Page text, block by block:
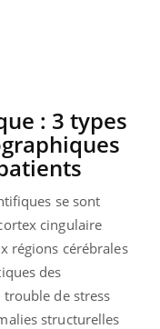
: 3 types
se sont
cingulaire
régions cérébrales
des
de stress
structurelles